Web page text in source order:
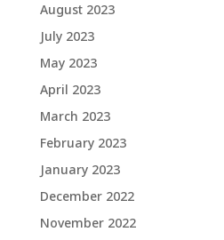
August 2023
July 2023
May 2023
April 2023
March 2023
February 2023
January 2023
December 2022
November 2022